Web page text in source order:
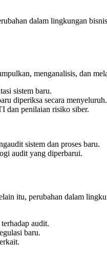
dalam lingkungan
menganalisis, dan
sistem baru.
diperiksa secara menyeluruh.
dan penilaian risiko siber.
sistem dan proses baru.
audit yang diperbarui.
itu, perubahan dalam
audit.
baru.